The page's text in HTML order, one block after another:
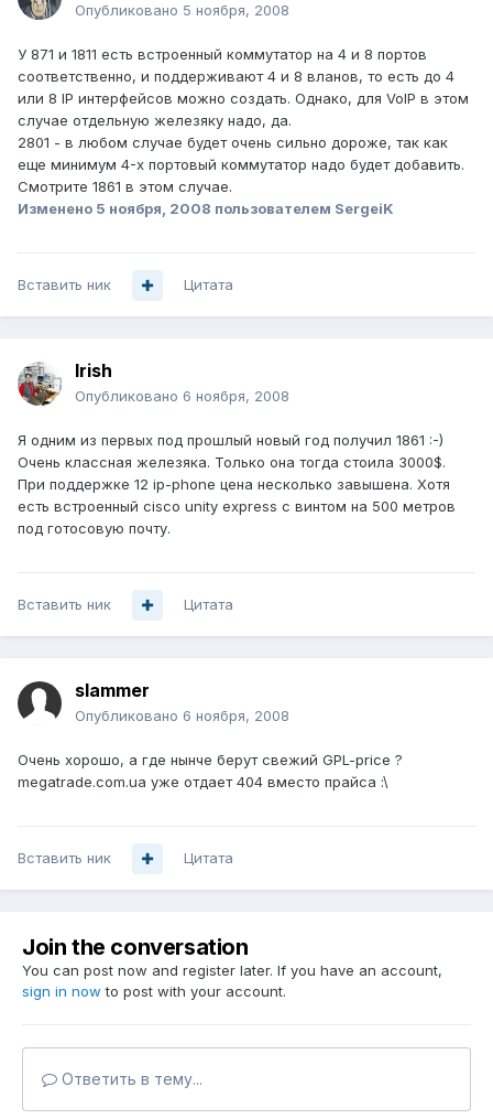
Опубликовано 5 ноября, 2008
У 871 и 1811 есть встроенный коммутатор на 4 и 8 портов
соответственно, и поддерживают 4 и 8 вланов, то есть до 4
или 8 IP интерфейсов можно создать. Однако, для VoIP в этом
случае отдельную железяку надо, да.
2801 - в любом случае будет очень сильно дороже, так как
еще минимум 4-х портовый коммутатор надо будет добавить.
Смотрите 1861 в этом случае.
Изменено 5 ноября, 2008 пользователем SergeiK
Вставить ник Цитата
Irish
Опубликовано 6 ноября, 2008
Я одним из первых под прошлый новый год получил 1861 :-)
Очень классная железяка. Только она тогда стоила 3000$.
При поддержке 12 ip-phone цена несколько завышена. Хотя
есть встроенный cisco unity express с винтом на 500 метров
под готосовую почту.
Вставить ник Цитата
slammer
Опубликовано 6 ноября, 2008
Очень хорошо, а где нынче берут свежий GPL-price ?
megatrade.com.ua уже отдает 404 вместо прайса :\
Вставить ник Цитата
Join the conversation
You can post now and register later. If you have an account,
sign in now to post with your account.
Ответить в тему...